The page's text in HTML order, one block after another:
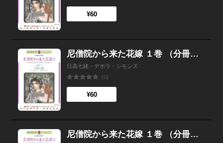
¥60
尼僧院から来た花嫁 １巻 （分冊版）7話
日高七緒・デボラ・シモンズ
(0)
¥60
尼僧院から来た花嫁 １巻 （分冊版）6話